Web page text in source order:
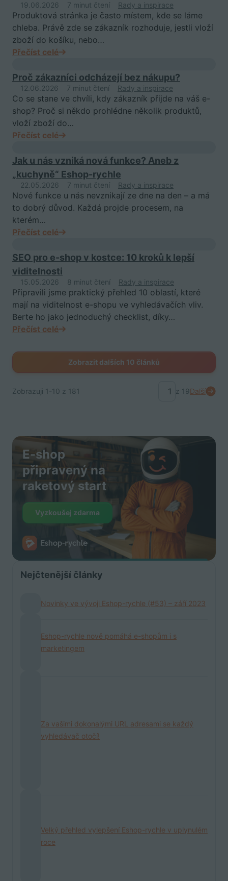
19.06.2026 7 minut čtení Rady a inspirace
Produktová stránka je často místem, kde se láme
chleba. Právě zde se zákazník rozhoduje, jestli vloží
zboží do košíku, nebo…
Přečíst celé
Proč zákazníci odcházejí bez nákupu?
12.06.2026 7 minut čtení Rady a inspirace
Co se stane ve chvíli, kdy zákazník přijde na váš e-
shop? Proč si někdo prohlédne několik produktů,
vloží zboží do…
Přečíst celé
Jak u nás vzniká nová funkce? Aneb z
„kuchyně“ Eshop-rychle
22.05.2026 7 minut čtení Rady a inspirace
Nové funkce u nás nevznikají ze dne na den – a má
to dobrý důvod. Každá projde procesem, na
kterém…
Přečíst celé
SEO pro e-shop v kostce: 10 kroků k lepší
viditelnosti
15.05.2026 8 minut čtení Rady a inspirace
Připravili jsme praktický přehled 10 oblastí, které
mají na viditelnost e-shopu ve vyhledávačích vliv.
Berte ho jako jednoduchý checklist, díky…
Přečíst celé
Zobrazuji 1-10 z 181
Zobrazit dalších 10 článků
z 19Další
E-shop
připravený na
raketový start
Vyzkoušej zdarma
Nejčtenější články
Novinky ve vývoji Eshop-rychle (#53) – září 2023
Eshop-rychle nově pomáhá e-shopům i s
marketingem
Za vašimi dokonalými URL adresami se každý
vyhledávač otočí!
Velký přehled vylepšení Eshop-rychle v uplynulém
roce